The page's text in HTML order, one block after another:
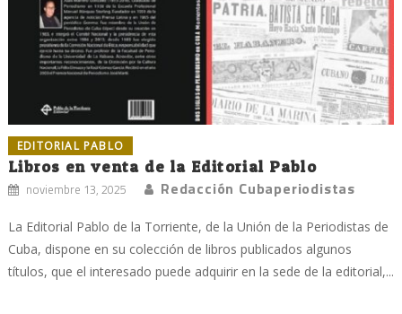
EDITORIAL PABLO
Libros en venta de la Editorial Pablo
noviembre 13, 2025 Redacción Cubaperiodistas
La Editorial Pablo de la Torriente, de la Unión de la Periodistas de
Cuba, dispone en su colección de libros publicados algunos
títulos, que el interesado puede adquirir en la sede de la editorial,...